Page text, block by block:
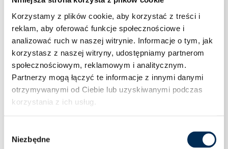
Korzystamy z plików cookie, aby korzystać z treści i
reklam, aby oferować funkcje społecznościowe i
analizować ruch w naszej witrynie. Informacje o tym, jak
korzystasz z naszej witryny, udostępniamy partnerom
społecznościowym, reklamowym i analitycznym.
Partnerzy mogą łączyć te informacje z innymi danymi
otrzymywanymi od Ciebie lub uzyskiwanymi podczas
korzystania z ich usług.
zgody
Niezbędne
Klimatyzacja Rotenso Versu Silver X 2,6 kW